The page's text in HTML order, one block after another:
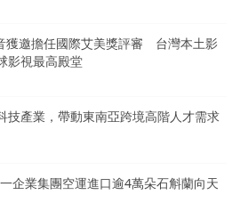
獲邀擔任國際艾美獎評審 台灣本土影
影視最高殿堂
技產業，帶動東南亞跨境高階人才需求
企業集團空運進口逾4萬朵石斛蘭向天